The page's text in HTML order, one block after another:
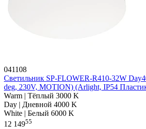
041108
Светильник SP-FLOWER-R410-32W
deg, 230V, MOTION) (Arlight, IP54
Warm | Тёплый 3000 K
Day | Дневной 4000 K
White | Белый 6000 K
12 14955